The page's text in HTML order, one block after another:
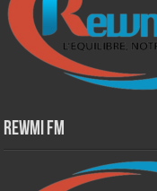
Rewmi Fm